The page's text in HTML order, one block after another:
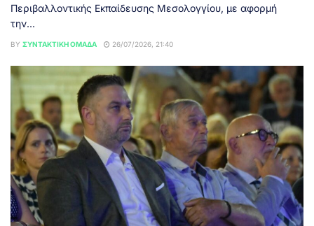
Περιβαλλοντικής Εκπαίδευσης Μεσολογγίου, με αφορμή
την...
BY ΣΥΝΤΑΚΤΙΚΉ ΟΜΆΔΑ 26/07/2026, 21:40